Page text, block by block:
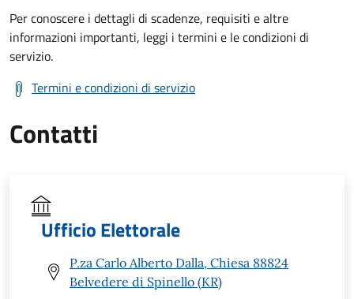
Per conoscere i dettagli di scadenze, requisiti e altre
informazioni importanti, leggi i termini e le condizioni di
servizio.
Termini e condizioni di servizio
Contatti
Ufficio Elettorale
P.za Carlo Alberto Dalla, Chiesa 88824
Belvedere di Spinello (KR)